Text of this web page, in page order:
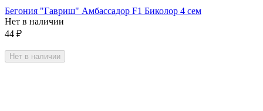
Бегония "Гавриш" Амбассадор F1 Биколор 4 сем
Нет в наличии
44 ₽
Нет в наличии